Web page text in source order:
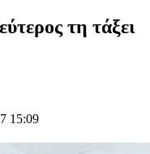
τη τάξει
15:09